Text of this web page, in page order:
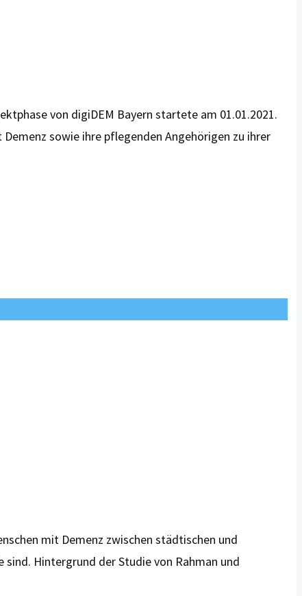
von digiDEM Bayern startete am 01.01.2021.
sowie ihre pflegenden Angehörigen zu ihrer
mit Demenz zwischen städtischen und
Hintergrund der Studie von Rahman und